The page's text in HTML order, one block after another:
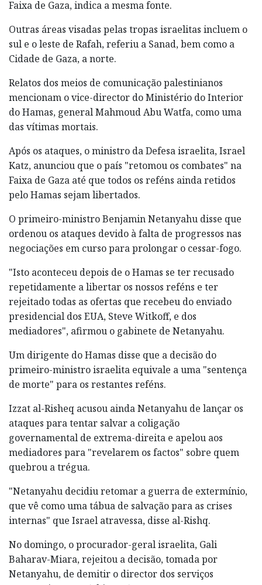
Faixa de Gaza, indica a mesma fonte.
Outras áreas visadas pelas tropas israelitas incluem o
sul e o leste de Rafah, referiu a Sanad, bem como a
Cidade de Gaza, a norte.
Relatos dos meios de comunicação palestinianos
mencionam o vice-director do Ministério do Interior
do Hamas, general Mahmoud Abu Watfa, como uma
das vítimas mortais.
Após os ataques, o ministro da Defesa israelita, Israel
Katz, anunciou que o país "retomou os combates" na
Faixa de Gaza até que todos os reféns ainda retidos
pelo Hamas sejam libertados.
O primeiro-ministro Benjamin Netanyahu disse que
ordenou os ataques devido à falta de progressos nas
negociações em curso para prolongar o cessar-fogo.
"Isto aconteceu depois de o Hamas se ter recusado
repetidamente a libertar os nossos reféns e ter
rejeitado todas as ofertas que recebeu do enviado
presidencial dos EUA, Steve Witkoff, e dos
mediadores", afirmou o gabinete de Netanyahu.
Um dirigente do Hamas disse que a decisão do
primeiro-ministro israelita equivale a uma "sentença
de morte" para os restantes reféns.
Izzat al-Risheq acusou ainda Netanyahu de lançar os
ataques para tentar salvar a coligação
governamental de extrema-direita e apelou aos
mediadores para "revelarem os factos" sobre quem
quebrou a trégua.
"Netanyahu decidiu retomar a guerra de extermínio,
que vê como uma tábua de salvação para as crises
internas" que Israel atravessa, disse al-Rishq.
No domingo, o procurador-geral israelita, Gali
Baharav-Miara, rejeitou a decisão, tomada por
Netanyahu, de demitir o director dos serviços